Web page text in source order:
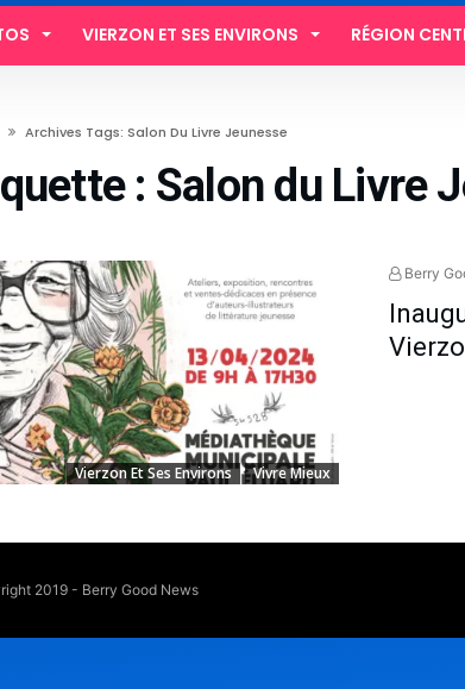
VIERZON ET SES ENVIRONS RÉGION
Archives Tags: Salon Du Livre Jeunesse
: Salon du Livre
Vierzon Et Ses Environs Vivre Mieux
Berry
2019 - Berry Good News